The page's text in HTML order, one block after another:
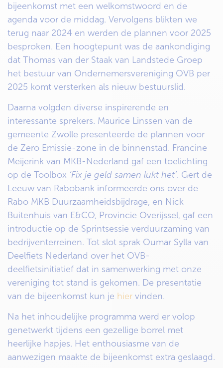
bijeenkomst met een welkomstwoord en de
agenda voor de middag. Vervolgens blikten we
terug naar 2024 en werden de plannen voor 2025
besproken. Een hoogtepunt was de aankondiging
dat Thomas van der Staak van Landstede Groep
het bestuur van Ondernemersvereniging OVB per
2025 komt versterken als nieuw bestuurslid.
Daarna volgden diverse inspirerende en
interessante sprekers. Maurice Linssen van de
gemeente Zwolle presenteerde de plannen voor
de Zero Emissie-zone in de binnenstad. Francine
Meijerink van MKB-Nederland gaf een toelichting
op de Toolbox ‘Fix je geld samen lukt het’. Gert de
Leeuw van Rabobank informeerde ons over de
Rabo MKB Duurzaamheidsbijdrage, en Nick
Buitenhuis van E&CO, Provincie Overijssel, gaf een
introductie op de Sprintsessie verduurzaming van
bedrijventerreinen. Tot slot sprak Oumar Sylla van
Deelfiets Nederland over het OVB-
deelfietsinitiatief dat in samenwerking met onze
vereniging tot stand is gekomen. De presentatie
van de bijeenkomst kun je hier vinden.
Na het inhoudelijke programma werd er volop
genetwerkt tijdens een gezellige borrel met
heerlijke hapjes. Het enthousiasme van de
aanwezigen maakte de bijeenkomst extra geslaagd.